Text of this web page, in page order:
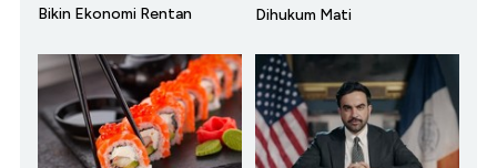
Bikin Ekonomi Rentan
Dihukum Mati